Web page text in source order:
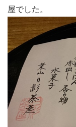
屋でした。